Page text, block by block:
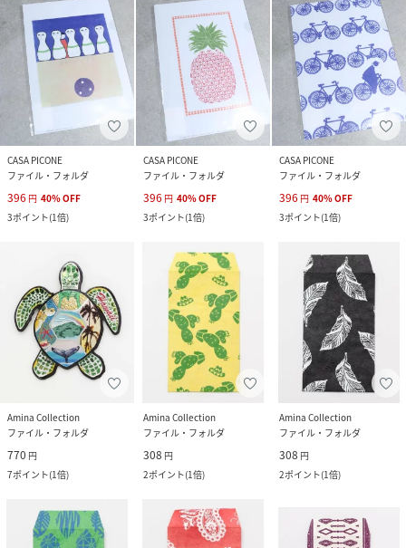
CASA PICONE
ファイル・フォルダ
396 円 40%OFF
3ポイント(1倍)
CASA PICONE
ファイル・フォルダ
396 円 40%OFF
3ポイント(1倍)
CASA PICONE
ファイル・フォルダ
396 円 40%OFF
3ポイント(1倍)
Amina Collection
ファイル・フォルダ
770 円
7ポイント(1倍)
Amina Collection
ファイル・フォルダ
308 円
2ポイント(1倍)
Amina Collection
ファイル・フォルダ
308 円
2ポイント(1倍)